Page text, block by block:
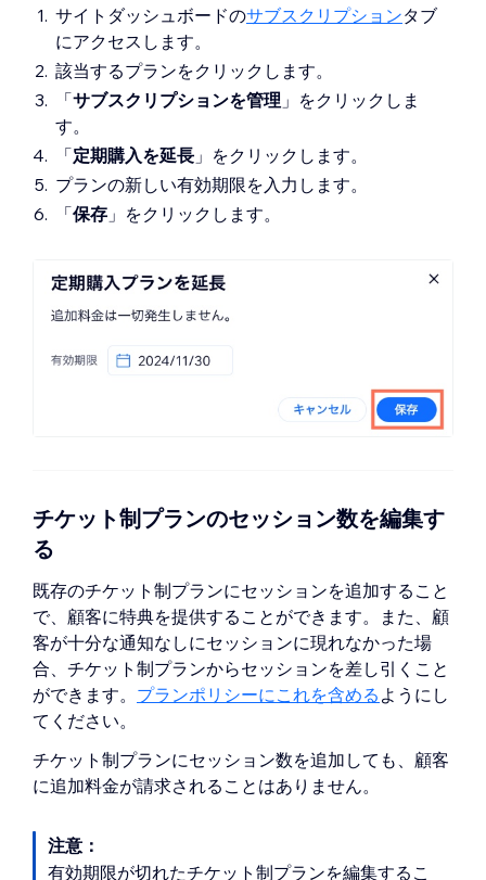
サイトダッシュボードのサブスクリプションタブ
にアクセスします。
該当するプランをクリックします。
「サブスクリプションを管理 」をクリックしま
す。
「定期購入を延長 」をクリックします。
プランの新しい有効期限を入力します。
「保存 」をクリックします。
チケット制プランのセッション数を編集す
る
既存のチケット制プランにセッションを追加すること
で、顧客に特典を提供することができます。また、顧
客が十分な通知なしにセッションに現れなかった場
合、チケット制プランからセッションを差し引くこと
ができます。 プランポリシーにこれを含める ようにし
てください。
チケット制プランにセッション数を追加しても、顧客
に追加料金が請求されることはありません。
注意：
有効期限が切れたチケット制プランを編集するこ